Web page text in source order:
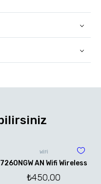
WİFİ
7260NGW AN Wifi Wireless
₺450,00